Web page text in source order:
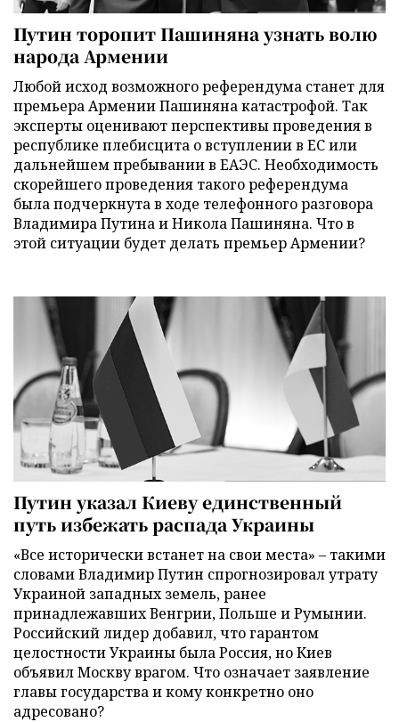
Путин торопит Пашиняна узнать волю
народа Армении
Любой исход возможного референдума станет для
премьера Армении Пашиняна катастрофой. Так
эксперты оценивают перспективы проведения в
республике плебисцита о вступлении в ЕС или
дальнейшем пребывании в ЕАЭС. Необходимость
скорейшего проведения такого референдума
была подчеркнута в ходе телефонного разговора
Владимира Путина и Никола Пашиняна. Что в
этой ситуации будет делать премьер Армении?
Путин указал Киеву единственный
путь избежать распада Украины
«Все исторически встанет на свои места» – такими
словами Владимир Путин спрогнозировал утрату
Украиной западных земель, ранее
принадлежавших Венгрии, Польше и Румынии.
Российский лидер добавил, что гарантом
целостности Украины была Россия, но Киев
объявил Москву врагом. Что означает заявление
главы государства и кому конкретно оно
адресовано?